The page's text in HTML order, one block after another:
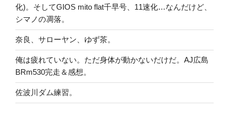
化)。そしてGIOS mito flat千早号、11速化…なんだけど、
シマノの凋落。
奈良、サローヤン、ゆず茶。
俺は疲れていない。ただ身体が動かないだけだ。AJ広島
BRm530完走＆感想。
佐波川ダム練習。